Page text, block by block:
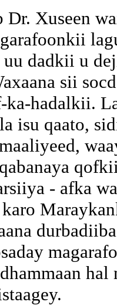
Dr. Xuseen
dadkii u
sii
ka-hadalkii.
isu qaato,
- afka